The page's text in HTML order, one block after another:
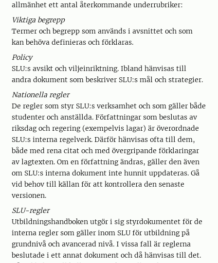
allmänhet ett antal återkommande underrubriker:
Viktiga begrepp
Termer och begrepp som används i avsnittet och som
kan behöva definieras och förklaras.
Policy
SLU:s avsikt och viljeinriktning. Ibland hänvisas till
andra dokument som beskriver SLU:s mål och strategier.
Nationella regler
De regler som styr SLU:s verksamhet och som gäller både
studenter och anställda. Författningar som beslutas av
riksdag och regering (exempelvis lagar) är överordnade
SLU:s interna regelverk. Därför hänvisas ofta till dem,
både med rena citat och med övergripande förklaringar
av lagtexten. Om en författning ändras, gäller den även
om SLU:s interna dokument inte hunnit uppdateras. Gå
vid behov till källan för att kontrollera den senaste
versionen.
SLU-regler
Utbildningshandboken utgör i sig styrdokumentet för de
interna regler som gäller inom SLU för utbildning på
grundnivå och avancerad nivå. I vissa fall är reglerna
beslutade i ett annat dokument och då hänvisas till det.